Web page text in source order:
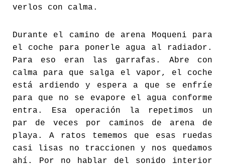
verlos con calma.
Durante el camino de arena Moqueni para
el coche para ponerle agua al radiador.
Para eso eran las garrafas. Abre con
calma para que salga el vapor, el coche
está ardiendo y espera a que se enfríe
para que no se evapore el agua conforme
entra. Esa operación la repetimos un
par de veces por caminos de arena de
playa. A ratos tememos que esas ruedas
casi lisas no traccionen y nos quedamos
ahí. Por no hablar del sonido interior